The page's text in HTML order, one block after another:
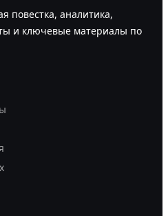
повестка, аналитика,
и ключевые материалы по